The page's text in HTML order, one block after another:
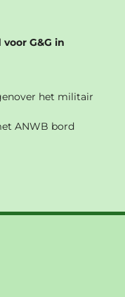
G&G in
het militair
ANWB bord